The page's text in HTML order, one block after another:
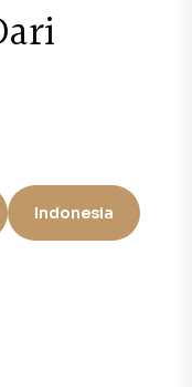
Indonesia